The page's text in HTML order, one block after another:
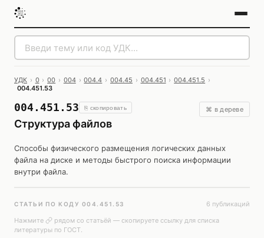
УДК › 0 › 00 › 004 › 004.4 › 004.45 › 004.451 › 004.451.5 ›
004.451.53
004.451.53 ⎘ скопировать
Структура файлов
⌘ в дереве
Способы физического размещения логических данных
файла на диске и методы быстрого поиска информации
внутри файла.
СТАТЬИ ПО КОДУ 004.451.53
6 публикаций
Нажмите
рядом со статьёй — скопируете ссылку для списка
литературы по ГОСТ.